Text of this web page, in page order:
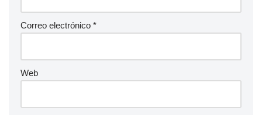
Correo electrónico *
Web